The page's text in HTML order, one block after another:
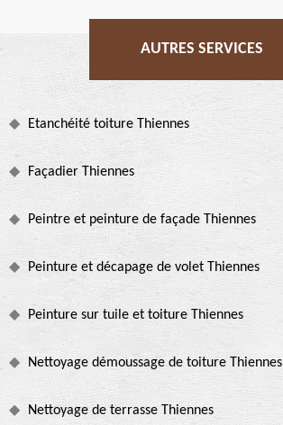
AUTRES SERVICES
Etanchéité toiture Thiennes
Façadier Thiennes
Peintre et peinture de façade Thiennes
Peinture et décapage de volet Thiennes
Peinture sur tuile et toiture Thiennes
Nettoyage démoussage de toiture Thiennes
Nettoyage de terrasse Thiennes